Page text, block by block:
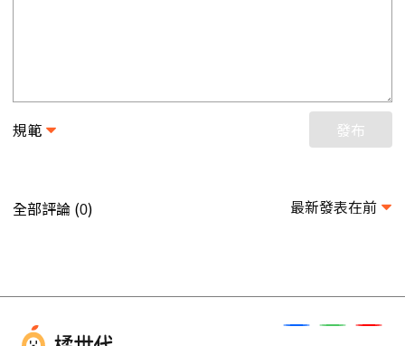
規範 發布
全部評論 (0) 最新發表在前